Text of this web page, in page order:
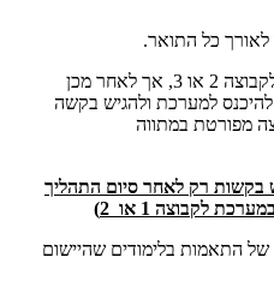
כל התואר.
בנוסף, אם בשלב ראשון בוצע שיוך לקבוצה 2 או 3, אך לאחר מכן
להיכנס למערכת ולהגיש בקשה
מפורטת במתווה
בקשות רק לאחר סיום התהליך
לקבוצה 1 או 2)
קבע 4 סוגים של התאמות בלימודים שהיישום